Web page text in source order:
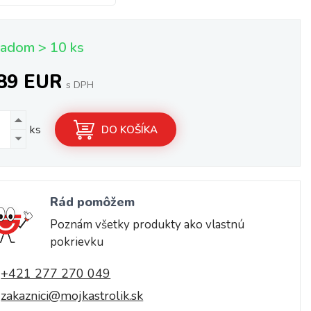
> 10 ks
EUR s DPH
ks DO KOŠÍKA
Rád pomôžem
Poznám všetky produkty ako vlastnú
pokrievku
+421 277 270 049
zakaznici@mojkastrolik.sk